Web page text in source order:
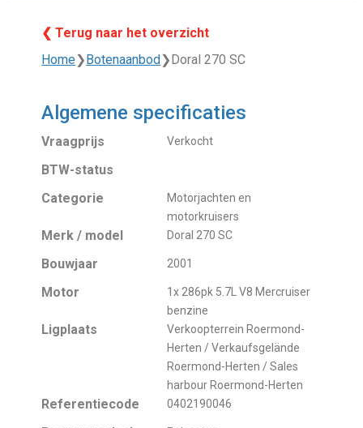
❮ Terug naar het overzicht
Home❯ Botenaanbod ❯ Doral 270 SC
Algemene specificaties
Vraagprijs Verkocht
BTW-status
Categorie
Motorjachten en
motorkruisers
Merk / model Doral 270 SC
Bouwjaar 2001
Motor
1x 286pk 5.7L V8 Mercruiser
benzine
Ligplaats
Verkoopterrein Roermond-
Herten / Verkaufsgelände
Roermond-Herten / Sales
harbour Roermond-Herten
Referentiecode 0402190046